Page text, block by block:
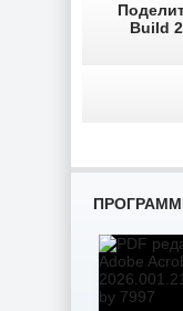
Build